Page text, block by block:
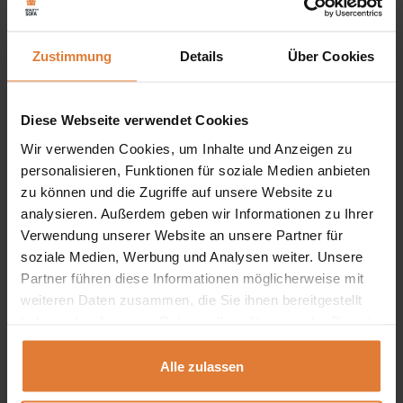
Zustimmung Details Über Cookies
Diese Webseite verwendet Cookies
Wir verwenden Cookies, um Inhalte und Anzeigen zu
personalisieren, Funktionen für soziale Medien anbieten
zu können und die Zugriffe auf unsere Website zu
analysieren. Außerdem geben wir Informationen zu Ihrer
Verwendung unserer Website an unsere Partner für
soziale Medien, Werbung und Analysen weiter. Unsere
Partner führen diese Informationen möglicherweise mit
weiteren Daten zusammen, die Sie ihnen bereitgestellt
gesammelt haben.
Alle zulassen
ABS-Kanten (erhöhen die Widerstandsfähigkeit gegen
Abrieb und Feuchtigkeit),
Aluminiumprofile an den Einlegeböden,
Entdecken Sie die perfekte Kombination aus Stil und
Funktionalität mit unserem Kleiderschrank HAJFA. Mit drei
praktischen Schubladen und einem großen Spiegel bietet
dieser elegante Kleiderschrank nicht nur Platz für alles,
was Sie brauchen, sondern erweckt auch Ihren Raum zum
praktischem Nutzen macht HAJFA zur perfekten Wahl für
alle, die ein Möbelstück suchen, das sowohl zur